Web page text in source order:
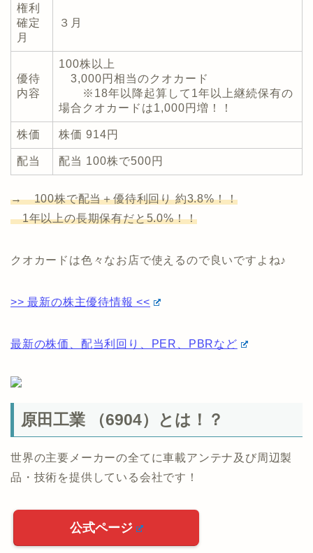
権利
確定
月
３月
優待
内容
100株以上
3,000円相当のクオカード
※18年以降起算して1年以上継続保有の
場合クオカードは1,000円増！！
株価 株価 914円
配当 配当 100株で500円
→ 100株で配当＋優待利回り 約3.8%！！
1年以上の長期保有だと5.0%！！
クオカードは色々なお店で使えるので良いですよね♪
>> 最新の株主優待情報 <<
最新の株価、配当利回り、PER、PBRなど
原田工業 （6904）とは！？
世界の主要メーカーの全てに車載アンテナ及び周辺製
品・技術を提供している会社です！
公式ページ